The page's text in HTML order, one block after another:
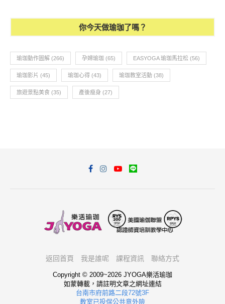
你今天做瑜珈了嗎？
瑜珈動作圖解 (266) 孕婦瑜珈 (65) EASYOGA 瑜珈馬拉松 (56)
瑜珈影片 (45) 瑜珈心得 (43) 瑜珈教室活動 (38)
旅遊景點美食 (35) 產後瘦身 (27)
返回首頁 我是誰呢 課程資訊 聯絡方式
Copyright © 2009~2026 JYOGA樂活瑜珈
如蒙轉載，請註明文章之網址連結
台南市府前路二段72號3F
教室已投保公共意外險